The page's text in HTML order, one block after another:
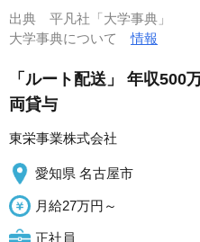
出典 平凡社「大学事典」
大学事典について情報
「ルート配送」 年収500
両貸与
東栄事業株式会社
愛知県 名古屋市
月給27万円～
正社員